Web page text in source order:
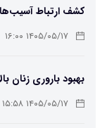
کشف ارتباط
۱۴۰۵/۰۵/۱۷ ۱۶:۰۰
باکتریایی»
۱۴۰۵/۰۵/۱۷ ۱۵:۵۸